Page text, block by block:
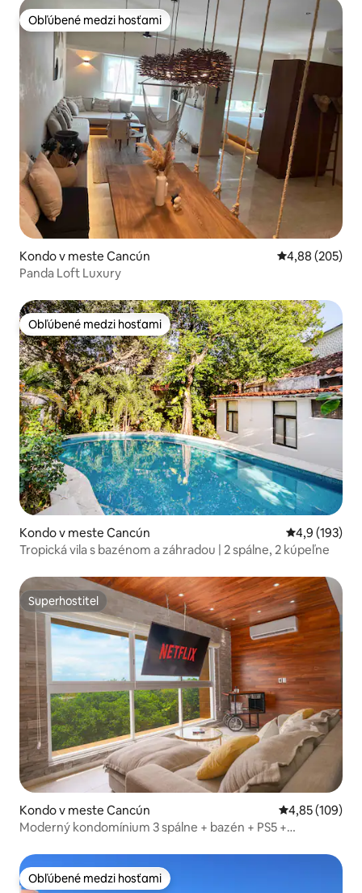
Obľúbené medzi hosťami
Obľúbené medzi hosťami
Kondo v meste Cancún Priemerné
4,88 (205)
Panda Loft Luxury
Obľúbené medzi hosťami
Obľúbené medzi hosťami
Kondo v meste Cancún Priemerné
4,9 (193)
Tropická vila s bazénom a záhradou | 2 spálne, 2 kúpeľne
Superhostiteľ
Superhostiteľ
Kondo v meste Cancún Priemerné
4,85 (109)
Moderný kondomínium 3 spálne + bazén + PS5 +
Obľúbené medzi hosťami
Obľúbené medzi hosťami